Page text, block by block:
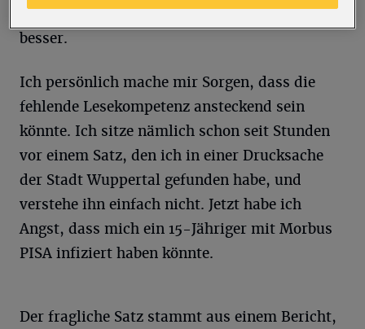
dann werden die Resultate automatisch
besser.
Ich persönlich mache mir Sorgen, dass die
fehlende Lesekompetenz ansteckend sein
könnte. Ich sitze nämlich schon seit Stunden
vor einem Satz, den ich in einer Drucksache
der Stadt Wuppertal gefunden habe, und
verstehe ihn einfach nicht. Jetzt habe ich
Angst, dass mich ein 15-Jähriger mit Morbus
PISA infiziert haben könnte.
Der fragliche Satz stammt aus einem Bericht,